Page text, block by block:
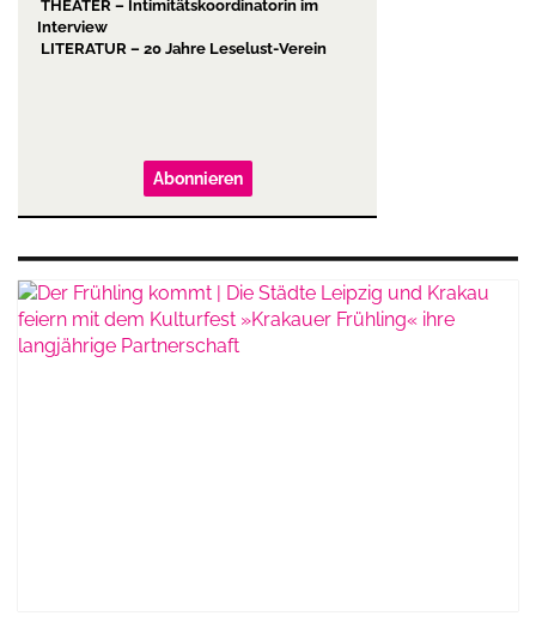
THEATER – Intimitätskoordinatorin im
Interview
LITERATUR – 20 Jahre Leselust-Verein
Abonnieren